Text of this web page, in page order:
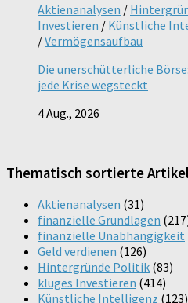
Aktienanalysen /
Investieren / Künstliche
/Vermögensaufbau
Die unerschütterliche
jede Krise wegsteckt
4 Aug., 2026
Thematisch sortierte
Aktienanalysen (31)
finanzielle Grundlagen
finanzielle Unabhängigkeit
Geld verdienen (126)
Hintergründe Politik (83)
kluges Investieren (414)
Künstliche Intelligenz (123)